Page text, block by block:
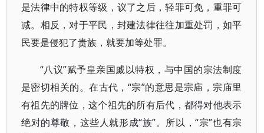
是法律中的特权等级，议了之后，轻罪可免，重罪可
减。相反，对于平民，封建法律往往加重处罚，如平
民要是侵犯了贵族，就要加等处罪。
“八议”赋予皇亲国戚以特权，与中国的宗法制度
是密切相关的。在古代，“宗”的意思是宗庙，宗庙里
有祖先的牌位，这个祖先的所有后代，都得对他表示
绝对的尊敬，这些人就形成“族”。所以，“宗”也有宗